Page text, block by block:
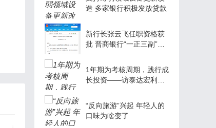
造 多家银行积极发放贷款
新行长张云飞任职资格获
批 晋商银行“一正三副”架
1年期为考核周期，践行成
长投资——访泰达宏利基
“反向旅游”兴起 年轻人的
口味为啥变了